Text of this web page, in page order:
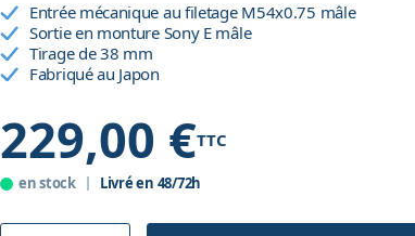
Entrée mécanique au filetage M54x0.75 mâle
Sortie en monture Sony E mâle
Tirage de 38 mm
Fabriqué au Japon
229,00 €TTC
en stock Livré en 48/72h